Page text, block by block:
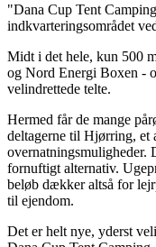
"Dana Cup Tent
indkvarteringsområdet
Midt i det hele, kun 500
og Nord Energi Boxen -
velindrettede telte.
Hermed får de mange
deltagerne til Hjørring, et
overnatningsmuligheder.
fornuftigt alternativ.
beløb dækker altså for
til ejendom.
Det er helt nye, yderst